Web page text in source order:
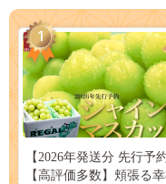
1
【2026年発送分 先行予約
【高評価多数】頬張る